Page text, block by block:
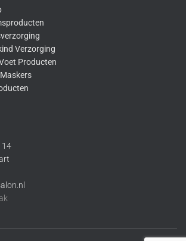
Verzorging
Producten
14